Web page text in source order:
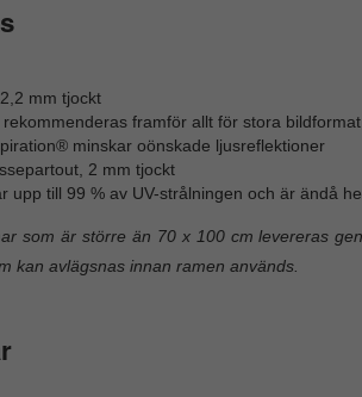
mm tjockt
framför allt för stora
minskar oönskade ljusreflektioner
2 mm tjockt
upp till 99 % av UV-strålningen och är ändå
som är större än 70 x 100 cm levereras
kan avlägsnas innan ramen används.